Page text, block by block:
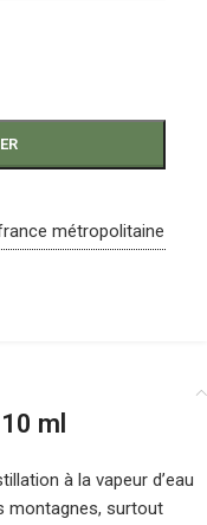
métropolitaine
ml
à la vapeur d’eau
montagnes, surtout